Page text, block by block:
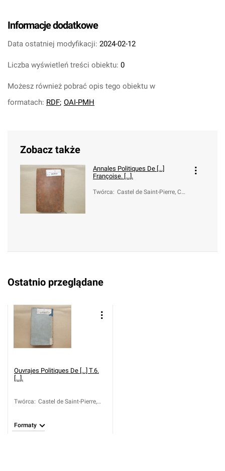
Informacje dodatkowe
Data ostatniej modyfikacji: 2024-02-12
Liczba wyświetleń treści obiektu: 0
Możesz również pobrać opis tego obiektu w
formatach: RDF; OAI-PMH
Zobacz także
Annales Politiques De [...]
Françoise. [...].
Twórca: Castel de Saint-Pierre, Ch
Ostatnio przeglądane
Ouvrajes Politiques De [...] T.6.
[...].
Twórca: Castel de Saint-Pierre,
Formaty